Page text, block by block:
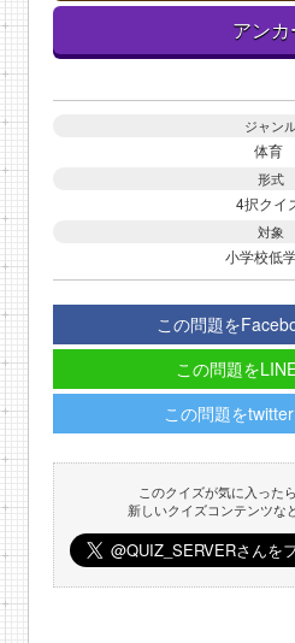
アンカ
ジャン
体育
形式
4択クイ
対象
小学校低
この問題を
この問題を
この問題を
このクイズが気に入った
新しいクイズコンテンツな